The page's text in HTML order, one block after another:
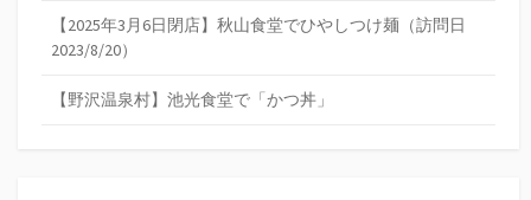
【2025年3月6日閉店】秋山食堂でひやしつけ麺（訪問日
2023/8/20）
【野沢温泉村】池光食堂で「かつ丼」